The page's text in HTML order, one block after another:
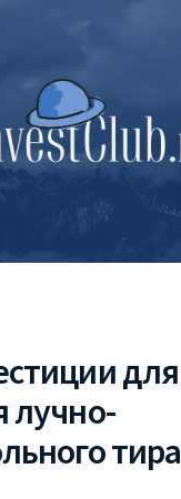
для
лучно-
тира